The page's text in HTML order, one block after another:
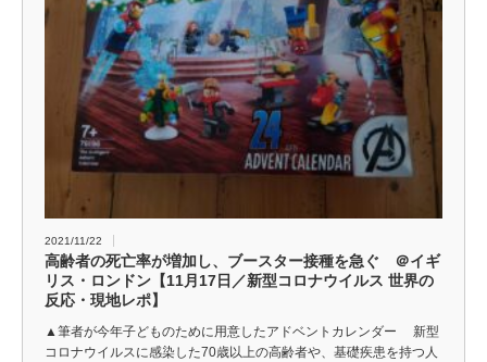
2021/11/22
高齢者の死亡率が増加し、ブースター接種を急ぐ ＠イギ
リス・ロンドン【11月17日／新型コロナウイルス 世界の
反応・現地レポ】
▲筆者が今年子どものために用意したアドベントカレンダー 新型
コロナウイルスに感染した70歳以上の高齢者や、基礎疾患を持つ人